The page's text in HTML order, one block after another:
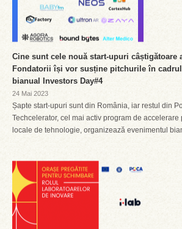
Cine sunt cele nouă start-upuri câștigătoare
Fondatorii își vor susține pitchurile în
bianual Investors Day#4
24 Mai 2023
Șapte start-upuri sunt din România, iar restul din
Techcelerator, cel mai activ program de accelerare
locale de tehnologie, organizează evenimentul